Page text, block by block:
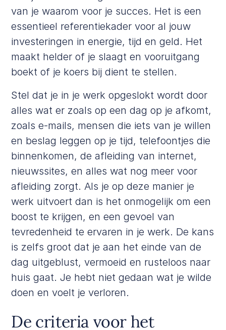
van je waarom voor je succes. Het is een
essentieel referentiekader voor al jouw
investeringen in energie, tijd en geld. Het
maakt helder of je slaagt en vooruitgang
boekt of je koers bij dient te stellen.
Stel dat je in je werk opgeslokt wordt door
alles wat er zoals op een dag op je afkomt,
zoals e-mails, mensen die iets van je willen
en beslag leggen op je tijd, telefoontjes die
binnenkomen, de afleiding van internet,
nieuwssites, en alles wat nog meer voor
afleiding zorgt. Als je op deze manier je
werk uitvoert dan is het onmogelijk om een
boost te krijgen, en een gevoel van
tevredenheid te ervaren in je werk. De kans
is zelfs groot dat je aan het einde van de
dag uitgeblust, vermoeid en rusteloos naar
huis gaat. Je hebt niet gedaan wat je wilde
doen en voelt je verloren.
De criteria voor het